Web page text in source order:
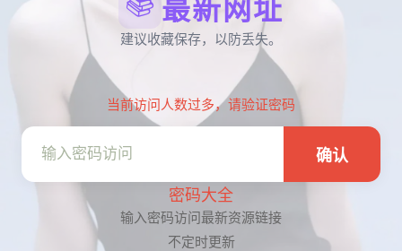
最新网址
建议收藏保存，以防丢失。
当前访问人数过多，请验证密码
确认
密码大全
输入密码访问最新资源链接
不定时更新